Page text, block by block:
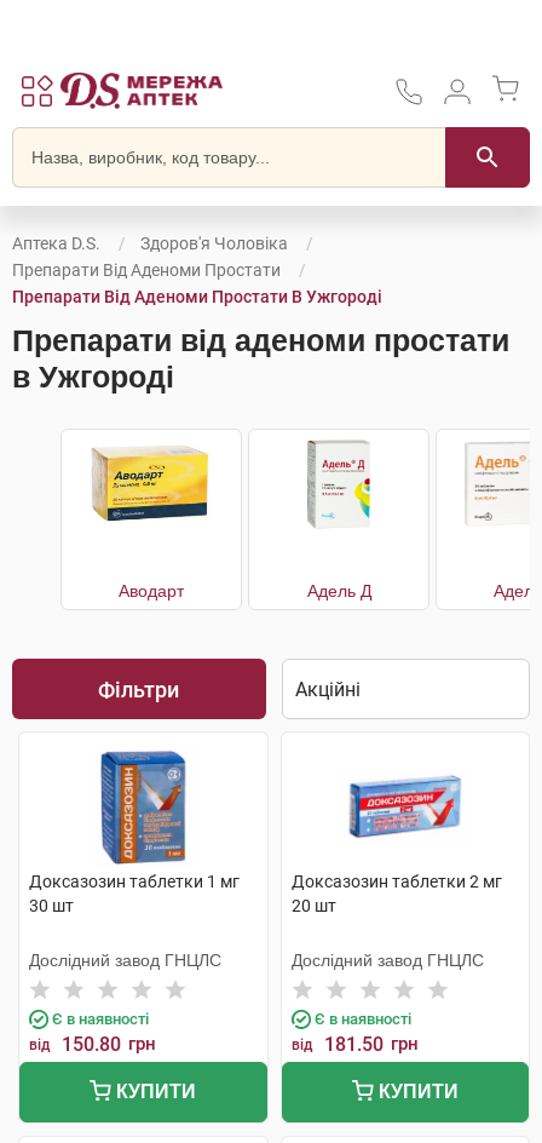
Аптека D.S.
Здоров'я Чоловіка
Препарати Від Аденоми Простати
Препарати Від Аденоми Простати В Ужгороді
Препарати від аденоми простати
в Ужгороді
Аводарт Адель Д
Фільтри
Доксазозин таблетки 1 мг
30 шт
Дослідний завод ГНЦЛС
Є в наявності
від 150.80 грн
КУПИТИ
Доксазозин таблетки 2 мг
20 шт
Дослідний завод ГНЦЛС
Є в наявності
від 181.50 грн
КУПИТИ